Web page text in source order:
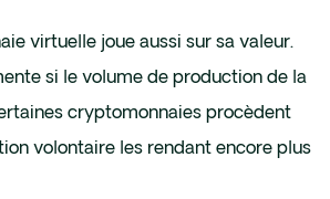
virtuelle joue aussi sur sa valeur.
si le volume de production de la
cryptomonnaies procèdent
volontaire les rendant encore plus